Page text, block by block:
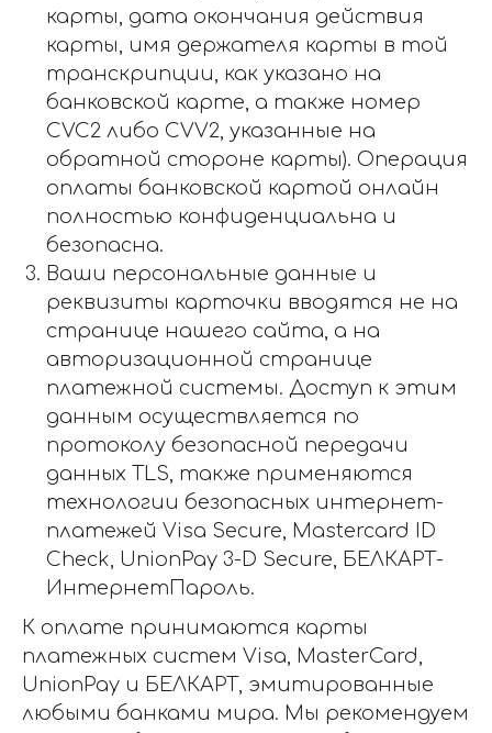
карты, дата окончания действия
карты, имя держателя карты в той
транскрипции, как указано на
банковской карте, а также номер
CVC2 либо CVV2, указанные на
обратной стороне карты). Операция
оплаты банковской картой онлайн
полностью конфиденциальна и
безопасна.
Ваши персональные данные и
реквизиты карточки вводятся не на
странице нашего сайта, а на
авторизационной странице
платежной системы. Доступ к этим
данным осуществляется по
протоколу безопасной передачи
данных TLS, также применяются
технологии безопасных интернет-
платежей Visa Secure, Mastercard ID
Check, UnionPay 3-D Secure, БЕЛКАРТ-
ИнтернетПароль.
К оплате принимаются карты
платежных систем Visa, MasterCard,
UnionPay и БЕЛКАРТ, эмитированные
любыми банками мира. Мы рекомендуем